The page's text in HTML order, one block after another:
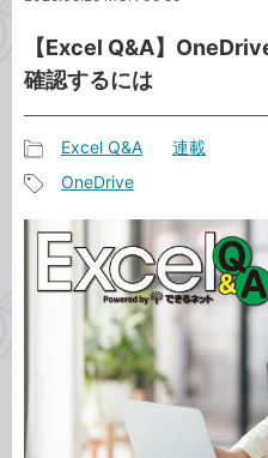
ト
【Excel Q&A】
確認するには
事
カ
テ
ゴ
Excel Q&A 連載
事
タ
グ
OneDrive